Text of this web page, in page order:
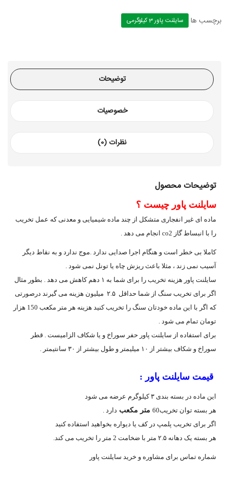
برچسب ها سایلنت پاور 3 کیلوگرمی
توضیحات
خصوصیات
نظرات (0)
توضیحات محصول
سایلنت پاور چیست ؟
ماده ای غیر انفجاری متشکل از چند ماده شیمیایی و معدنی که عمل تخریب
را با انبساط گاز co2 انجام می دهد .
کاملا بی خطر است و هنگام اجرا صدایی ندارد .موج ندارد و به نقاط دیگر
آسیب نمی زند ، مثلا باعث ریزش چاه یا تونل نمی شود .
سایلنت پاور هزینه تخریب را برای شما به ۱ دهم کاهش می دهد . بطور مثال
اگر برای تخریب سنگ از شما حداقل ۲.۵ میلیون هزینه می گیرند درصورتی
که اگر با این ماده خودتان سنگ را تخریب کنید هزینه هر متر مکعب 150 هزار
تومان تمام می شود .
برای استفاده از سایلنت پاور حفر سوراخ و یا شکاف الزامیست . قطر
سوراخ و شکاف بیشتر از ۱۰ میلیمتر و طول بیشتر از ۳۰ سانتیمتر .
قیمت سایلنت پاور :
این ماده در بسته بندی ۳ کیلوگرم عرضه می شود
هر بسته توان تخریب60
متر مکعب دارد .
اگر برای تخریب پلمپ در کف یا دیواره بخواهید استفاده کنید
هر بسته یک دهانه ۲.۵ متر با ضخامت 2 متر را تخریب می کند.
شماره تماس برای مشاوره و خرید سایلنت پاور